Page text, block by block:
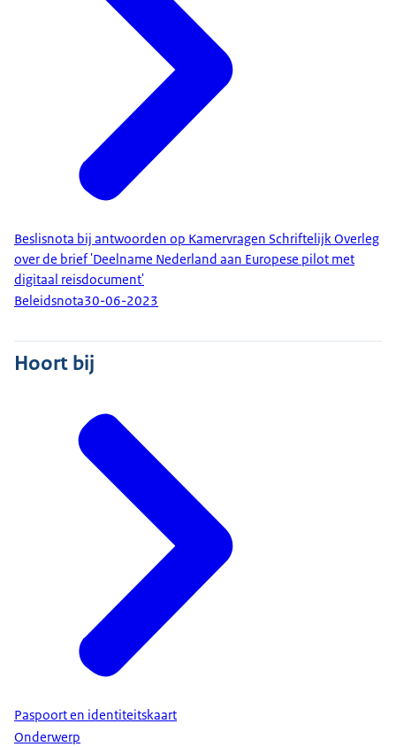
Beslisnota bij antwoorden op Kamervragen Schriftelijk Overleg
over de brief 'Deelname Nederland aan Europese pilot met
digitaal reisdocument'
Beleidsnota30-06-2023
Hoort bij
Paspoort en identiteitskaart
Onderwerp